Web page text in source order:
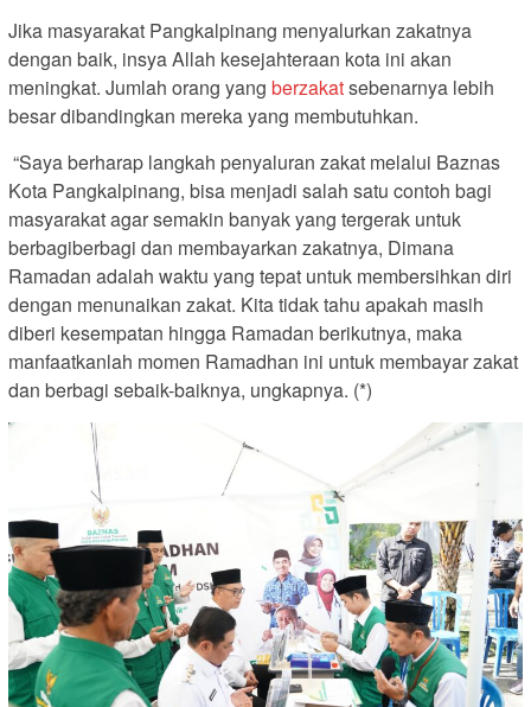
Jika masyarakat Pangkalpinang menyalurkan zakatnya
dengan baik, insya Allah kesejahteraan kota ini akan
meningkat. Jumlah orang yang berzakatsebenarnya lebih
besar dibandingkan mereka yang membutuhkan.
“Saya berharap langkah penyaluran zakat melalui Baznas
Kota Pangkalpinang, bisa menjadi salah satu contoh bagi
masyarakat agar semakin banyak yang tergerak untuk
berbagiberbagi dan membayarkan zakatnya, Dimana
Ramadan adalah waktu yang tepat untuk membersihkan diri
dengan menunaikan zakat. Kita tidak tahu apakah masih
diberi kesempatan hingga Ramadan berikutnya, maka
manfaatkanlah momen Ramadhan ini untuk membayar zakat
dan berbagi sebaik-baiknya, ungkapnya. (*)